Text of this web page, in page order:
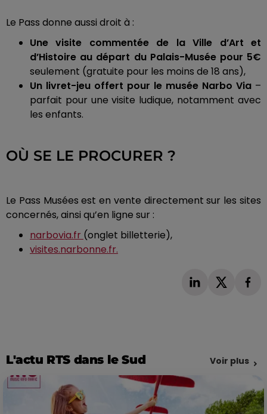
Le Pass donne aussi droit à :
Une visite commentée de la Ville d’Art et
d’Histoire au départ du Palais-Musée pour 5€
seulement (gratuite pour les moins de 18 ans),
Un livret-jeu offert pour le musée Narbo Via –
parfait pour une visite ludique, notamment avec
les enfants.
OÙ SE LE PROCURER ?
Le Pass Musées est en vente directement sur les sites
concernés, ainsi qu’en ligne sur :
narbovia.fr (onglet billetterie),
visites.narbonne.fr.
L'actu RTS dans le Sud Voir plus